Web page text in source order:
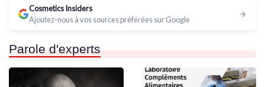
Cosmetics Insiders
Ajoutez-nous à vos sources préférées sur Google
Parole d'experts